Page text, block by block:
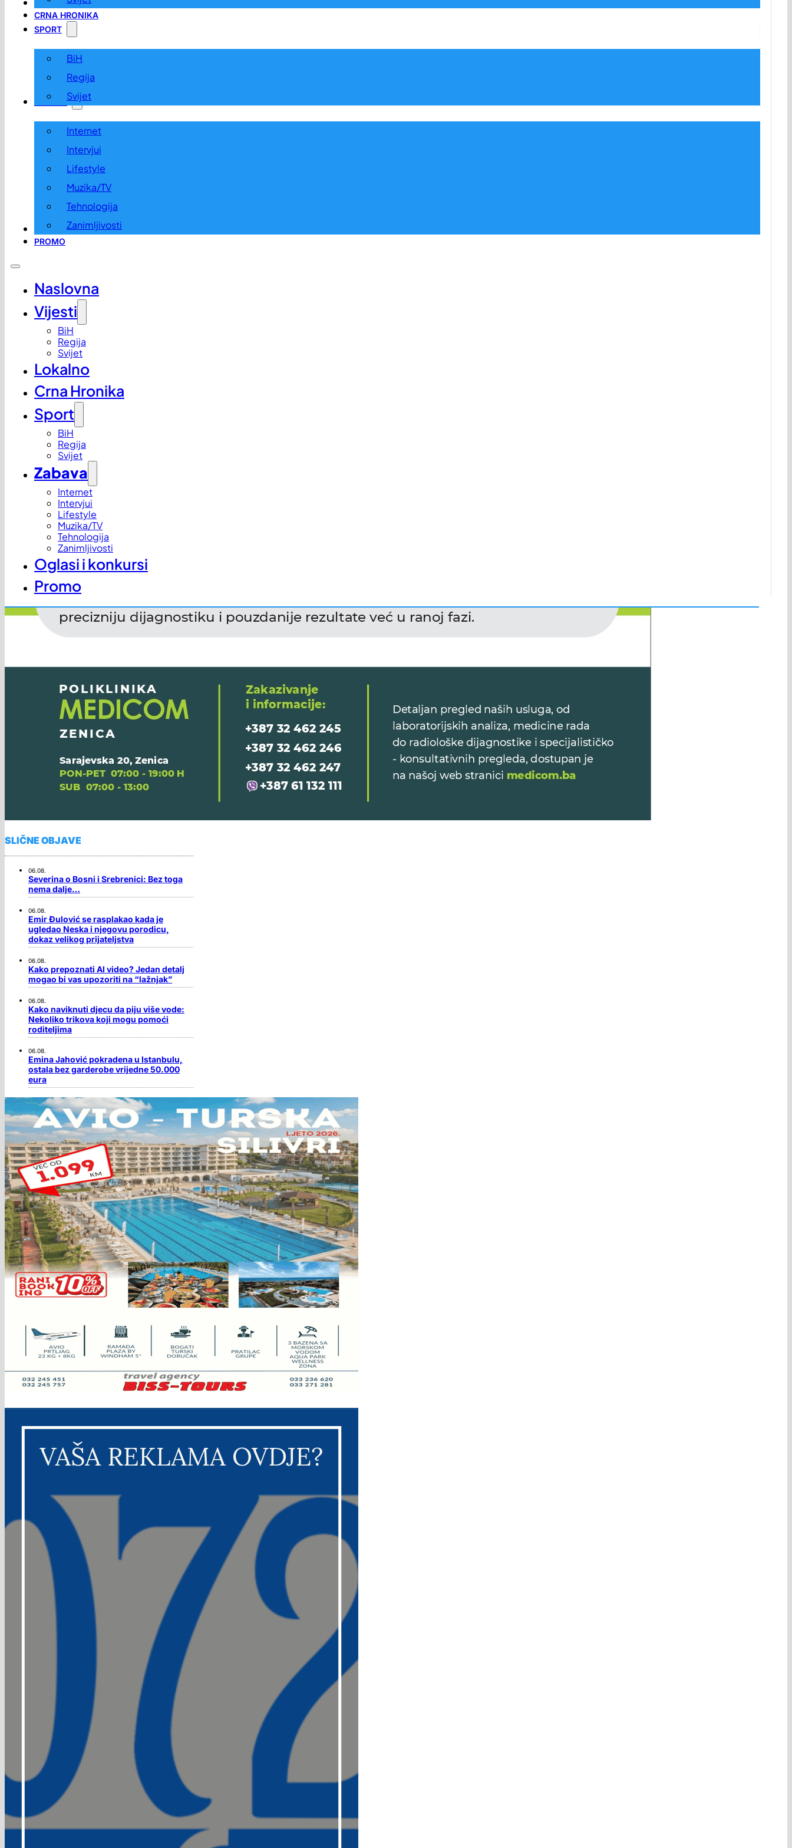
LOKALNO
CRNA HRONIKA
SPORT
BiH
Regija
Svijet
ZABAVA
Internet
Intervjui
Lifestyle
Muzika/TV
Tehnologija
Zanimljivosti
OGLASI I KONKURSI
PROMO
Naslovna
Vijesti
BiH
Regija
Svijet
Lokalno
Crna Hronika
Sport
BiH
Regija
Svijet
Zabava
Internet
Intervjui
Lifestyle
Muzika/TV
Tehnologija
Zanimljivosti
Oglasi i konkursi
Promo
SLIČNE OBJAVE
06.08.
Severina o Bosni i Srebrenici: Bez toga
nema dalje…
06.08.
Emir Đulović se rasplakao kada je
ugledao Neska i njegovu porodicu,
dokaz velikog prijateljstva
06.08.
Kako prepoznati AI video? Jedan detalj
mogao bi vas upozoriti na “lažnjak”
06.08.
Kako naviknuti djecu da piju više vode:
Nekoliko trikova koji mogu pomoći
roditeljima
06.08.
Emina Jahović pokradena u Istanbulu,
ostala bez garderobe vrijedne 50.000
eura